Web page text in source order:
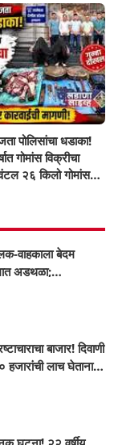
पोलिसांचा धडाका!
गोमांस विक्रीचा
२६ किलो गोमांस
वाहकाला बेदम
अडथळा;
तिघांविरुद्ध
बाजार! दिवाणी
हजारांची लाच घेताना
खळबळ!